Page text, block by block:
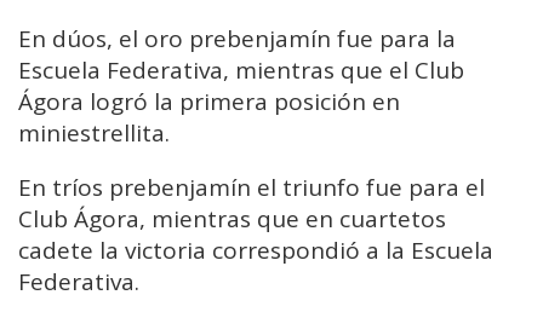
En dúos, el oro prebenjamín fue para la
Escuela Federativa, mientras que el Club
Ágora logró la primera posición en
miniestrellita.
En tríos prebenjamín el triunfo fue para el
Club Ágora, mientras que en cuartetos
cadete la victoria correspondió a la Escuela
Federativa.